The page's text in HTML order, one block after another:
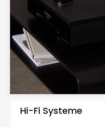
Hi-Fi Systeme